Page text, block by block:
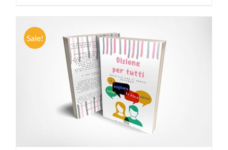
Sale!
AGGIUNGI AL CARRELLO / DETTAGLI